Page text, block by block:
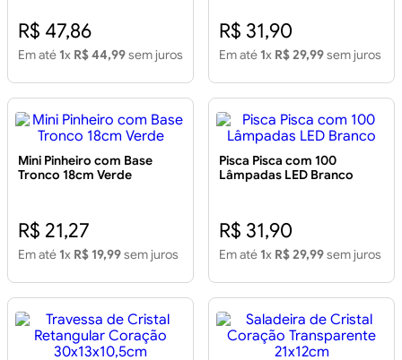
R$ 47,86
Em até 1x R$ 44,99sem juros
R$ 31,90
Em até 1x R$ 29,99sem juros
Mini Pinheiro com Base
Tronco 18cm Verde
R$ 21,27
Em até 1x R$ 19,99sem juros
Pisca Pisca com 100
Lâmpadas LED Branco
R$ 31,90
Em até 1x R$ 29,99sem juros